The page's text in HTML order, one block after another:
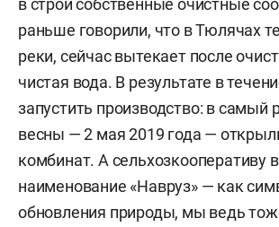
раньше говорили, что в Тюлячах
реки, сейчас вытекает после
чистая вода. В результате в
запустить производство: в самый
весны — 2 мая 2019 года —
комбинат. А сельхозкооперативу
наименование «Навруз» — как
обновления природы, мы ведь